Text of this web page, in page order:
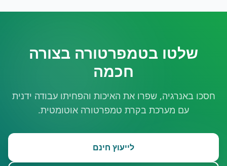
שלטו בטמפרטורה בצורה
חכמה
חסכו באנרגיה, שפרו את האיכות והפחיתו עבודה ידנית
עם מערכת בקרת טמפרטורה אוטומטית.
לייעוץ חינם